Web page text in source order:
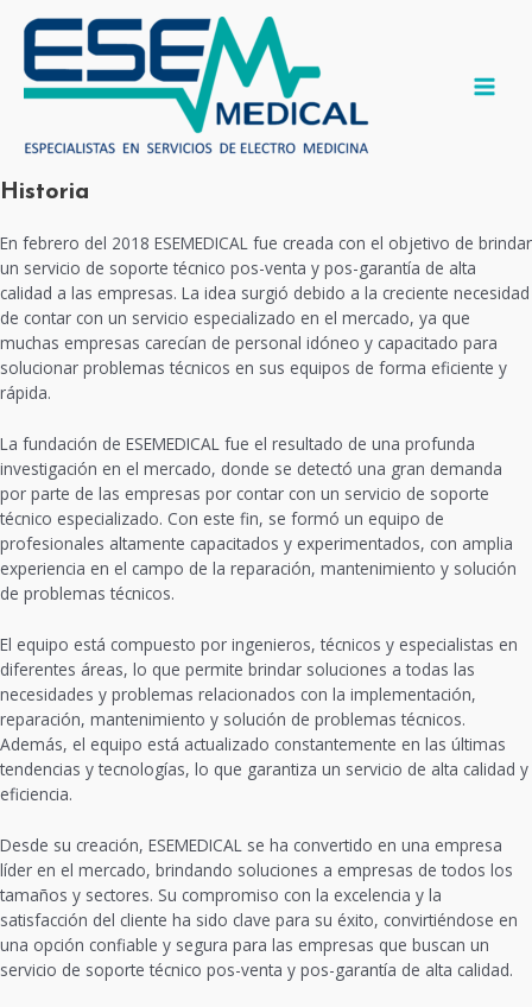
contenido
Historia
En febrero del 2018 ESEMEDICAL fue creada con el objetivo de brindar
un servicio de soporte técnico pos-venta y pos-garantía de alta
calidad a las empresas. La idea surgió debido a la creciente necesidad
de contar con un servicio especializado en el mercado, ya que
muchas empresas carecían de personal idóneo y capacitado para
solucionar problemas técnicos en sus equipos de forma eficiente y
rápida.
La fundación de ESEMEDICAL fue el resultado de una profunda
investigación en el mercado, donde se detectó una gran demanda
por parte de las empresas por contar con un servicio de soporte
técnico especializado. Con este fin, se formó un equipo de
profesionales altamente capacitados y experimentados, con amplia
experiencia en el campo de la reparación, mantenimiento y solución
de problemas técnicos.
El equipo está compuesto por ingenieros, técnicos y especialistas en
diferentes áreas, lo que permite brindar soluciones a todas las
necesidades y problemas relacionados con la implementación,
reparación, mantenimiento y solución de problemas técnicos.
Además, el equipo está actualizado constantemente en las últimas
tendencias y tecnologías, lo que garantiza un servicio de alta calidad y
eficiencia.
Desde su creación, ESEMEDICAL se ha convertido en una empresa
líder en el mercado, brindando soluciones a empresas de todos los
tamaños y sectores. Su compromiso con la excelencia y la
satisfacción del cliente ha sido clave para su éxito, convirtiéndose en
una opción confiable y segura para las empresas que buscan un
servicio de soporte técnico pos-venta y pos-garantía de alta calidad.